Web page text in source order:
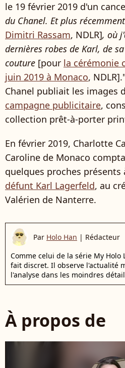
le 19 février 2019 d'un
du Chanel. Et plus
Dimitri Rassam, NDLR], où
dernières robes de Karl, de
couture [pour la cérémonie
juin 2019 à Monaco,
Chanel publiait les images
campagne publicitaire,
collection prêt-à-porter
En février 2019, Charlotte
Caroline de Monaco
quelques proches présents
défunt Karl Lagerfeld, au
Valérien de Nanterre.
Par Holo Han | Rédacteur
Comme celui de la série My Holo
fait discret. Il observe l'actualité
l'analyse dans les moindres
À propos de